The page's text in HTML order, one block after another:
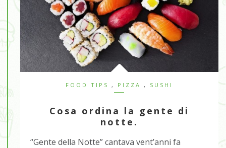
FOOD TIPS , PIZZA , SUSHI
Cosa ordina la gente di
notte.
“Gente della Notte” cantava vent’anni fa